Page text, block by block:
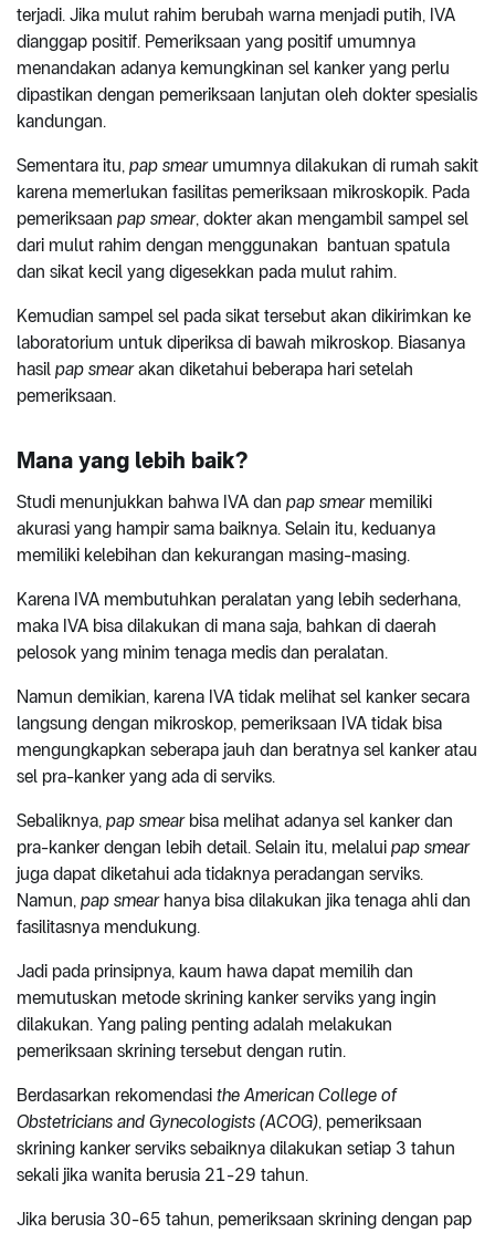
terjadi. Jika mulut rahim berubah warna menjadi putih, IVA
dianggap positif. Pemeriksaan yang positif umumnya
menandakan adanya kemungkinan sel kanker yang perlu
dipastikan dengan pemeriksaan lanjutan oleh dokter spesialis
kandungan.
Sementara itu, pap smearumumnya dilakukan di rumah sakit
karena memerlukan fasilitas pemeriksaan mikroskopik. Pada
pemeriksaan pap smear, dokter akan mengambil sampel sel
dari mulut rahim dengan menggunakan bantuan spatula
dan sikat kecil yang digesekkan pada mulut rahim.
Kemudian sampel sel pada sikat tersebut akan dikirimkan ke
laboratorium untuk diperiksa di bawah mikroskop. Biasanya
hasil pap smearakan diketahui beberapa hari setelah
pemeriksaan.
Mana yang lebih baik?
Studi menunjukkan bahwa IVA dan pap smearmemiliki
akurasi yang hampir sama baiknya. Selain itu, keduanya
memiliki kelebihan dan kekurangan masing-masing.
Karena IVA membutuhkan peralatan yang lebih sederhana,
maka IVA bisa dilakukan di mana saja, bahkan di daerah
pelosok yang minim tenaga medis dan peralatan.
Namun demikian, karena IVA tidak melihat sel kanker secara
langsung dengan mikroskop, pemeriksaan IVA tidak bisa
mengungkapkan seberapa jauh dan beratnya sel kanker atau
sel pra-kanker yang ada di serviks.
Sebaliknya, pap smear bisa melihat adanya sel kanker dan
pra-kanker dengan lebih detail. Selain itu, melalui pap smear
juga dapat diketahui ada tidaknya peradangan serviks.
Namun, pap smearhanya bisa dilakukan jika tenaga ahli dan
fasilitasnya mendukung.
Jadi pada prinsipnya, kaum hawa dapat memilih dan
memutuskan metode skrining kanker serviks yang ingin
dilakukan. Yang paling penting adalah melakukan
pemeriksaan skrining tersebut dengan rutin.
Berdasarkan rekomendasi the American College of
Obstetricians and Gynecologists (ACOG), pemeriksaan
skrining kanker serviks sebaiknya dilakukan setiap 3 tahun
sekali jika wanita berusia 21-29 tahun.
Jika berusia 30-65 tahun, pemeriksaan skrining dengan pap